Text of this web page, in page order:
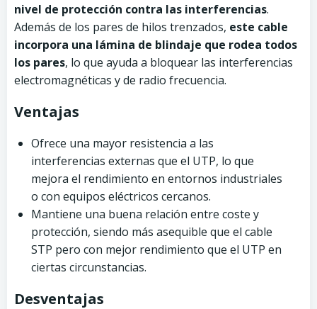
nivel de protección contra las interferencias.
Además de los pares de hilos trenzados, este cable
incorpora una lámina de blindaje que rodea todos
los pares, lo que ayuda a bloquear las interferencias
electromagnéticas y de radio frecuencia.
Ventajas
Ofrece una mayor resistencia a las
interferencias externas que el UTP, lo que
mejora el rendimiento en entornos industriales
o con equipos eléctricos cercanos.
Mantiene una buena relación entre coste y
protección, siendo más asequible que el cable
STP pero con mejor rendimiento que el UTP en
ciertas circunstancias.
Desventajas